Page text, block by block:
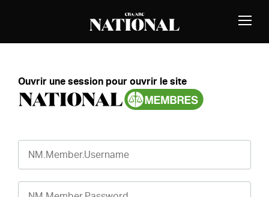
Ouvrir une session pour ouvrir le site